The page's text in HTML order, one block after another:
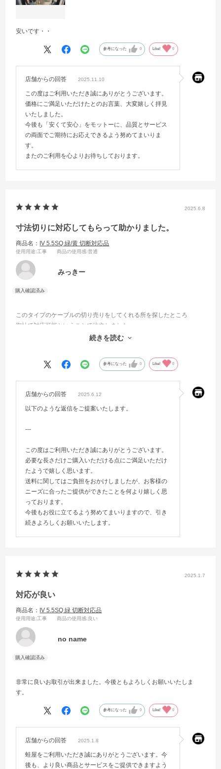
安いです・・
参考になった 0 Like! 0
店舗からの回答 2025.11.10
この度はご利用いただき誠にありがとうございます。
価格にご満足いただけたとのお言葉、大変嬉しく拝見
いたしました。
今後も「安くて安心」をモットーに、品質とサービス
の両面でご期待にお応えできるよう努めてまいりま
す。
またのご利用を心よりお待ちしております。
2025.6.8
寸法切りに対応してもらって助かりました。
商品名： IV 5.5SQ 緑/黄 切断対応品
使用用途:工事 商品の使用感:普通
みっきー
このタイプのケーブルの切り売りをしてくれる所を探したところ
御社で対応可能ということで注文しました。
送料がかかって割高にはなりましたが、100mもいらないので
続きを読む
参考になった 0 Like! 0
店舗からの回答 2025.6.12
以下のような返信をご提案いたします。
---
この度はご利用いただき誠にありがとうございます。
必要な長さだけご購入いただける点にご満足いただけ
たようで嬉しく思います。
送料に関してはご負担をおかけしましたが、お客様の
ニーズに合ったご提供ができたことを何より嬉しく思
っております。
今後もお役に立てるよう努めてまいりますので、引き
続きよろしくお願いいたします。
2025.1.7
対応が良い
商品名： IV 5.5SQ 緑 切断対応品
使用用途:工事 商品の使用感:良い
no name
非常に良いお取引が出来ました。今後ともよろしくお願いいたしま
す。
参考になった 0 Like! 0
店舗からの回答 2025.1.8
蛙屋をご利用いただき誠にありがとうございます。今
後も、より良い商品とサービスをご提供できますよう